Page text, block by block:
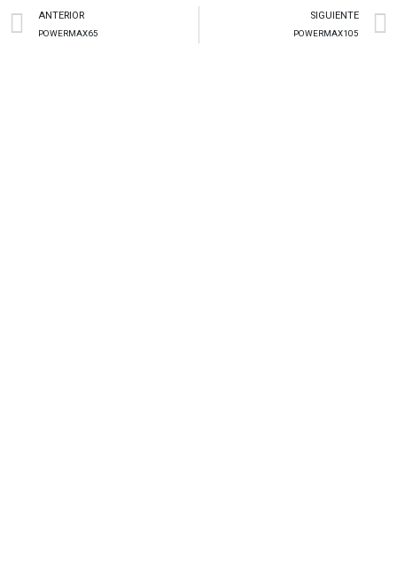
ANTERIOR
POWERMAX65
SIGUIENTE
POWERMAX105